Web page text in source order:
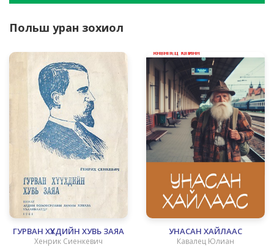
Польш уран зохиол
ГУРВАН ХҮҮХДИЙН ХУВЬ ЗАЯА
Хенрик Сиенкевич
УНАСАН ХАЙЛААС
Кавалец Юлиан